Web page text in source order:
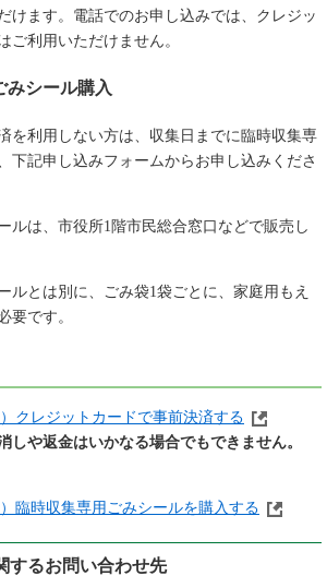
けます。電話でのお申し込みでは、クレジッ
ご利用いただけません。
みシール購入
を利用しない方は、収集日までに臨時収集専
下記申し込みフォームからお申し込みくださ
ルは、市役所1階市民総合窓口などで販売し
ルとは別に、ごみ袋1袋ごとに、家庭用もえ
要です。
クレジットカードで事前決済する
や返金はいかなる場合でもできません。
臨時収集専用ごみシールを購入する
するお問い合わせ先